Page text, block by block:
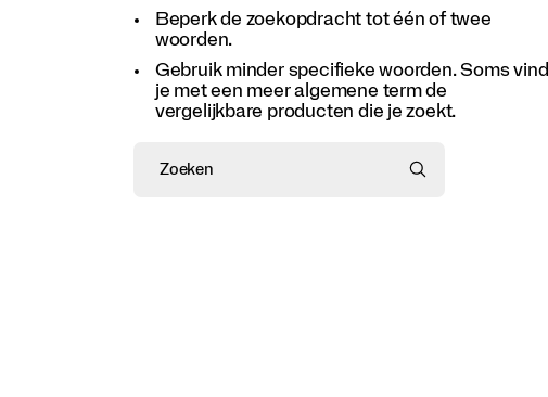
Beperk de zoekopdracht tot één of twee
woorden.
Gebruik minder specifieke woorden. Soms vind
je met een meer algemene term de
vergelijkbare producten die je zoekt.